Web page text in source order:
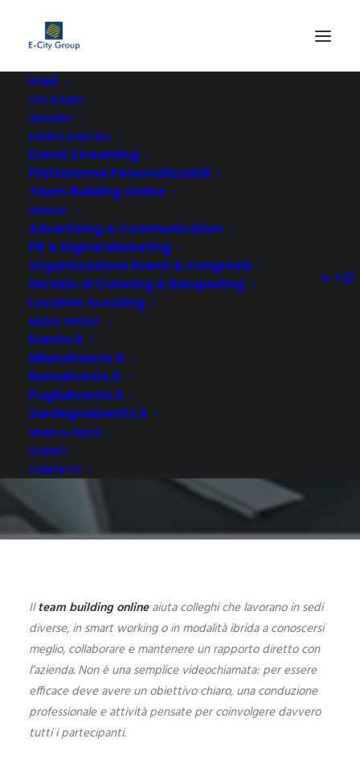
HOME
CHI SIAMO
GALLERY
EVENTI DIGITALI
Eventi Streaming
Piattaforme Personalizzabili
Team Building Online
SERVIZI
Advertising & Communication
PR & Digital Marketing
Organizzazione Eventi & Congressi
Servizio di Catering & Banqueting
Location Scouting
MEDIA GROUP
Events.it
MilanoEvents.it
RomaEvents.it
PugliaEvents.it
SardegnaEvents.it
NEWS & PRESS
CLIENTI
CONTATTI
TEAM BUILDING
ONLINE: IDEE E
ATTIVITÀ PER AZIENDE
DA REMOTO
Ilteam building onlineaiuta colleghi che lavorano in sedi
diverse, in smart working o in modalità ibrida a conoscersi
meglio, collaborare e mantenere un rapporto diretto con
l’azienda. Non è una semplice videochiamata: per essere
efficace deve avere un obiettivo chiaro, una conduzione
professionale e attività pensate per coinvolgere davvero
tutti i partecipanti.